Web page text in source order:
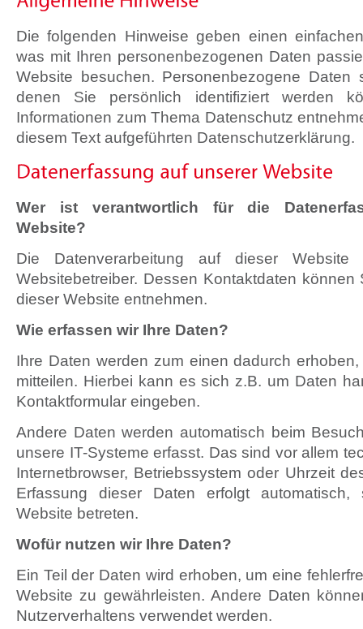
Die folgenden Hinweise geben einen
was mit Ihren personenbezogenen Daten
Website besuchen. Personenbezogene Daten
denen Sie persönlich identifiziert werden
Informationen zum Thema Datenschutz
diesem Text aufgeführten Datenschutzerklärung.
Wer ist verantwortlich für die
Website?
Die Datenverarbeitung auf dieser
Websitebetreiber. Dessen Kontaktdaten können
dieser Website entnehmen.
Wie erfassen wir Ihre Daten?
Ihre Daten werden zum einen dadurch
mitteilen. Hierbei kann es sich z.B. um Daten
Kontaktformular eingeben.
Andere Daten werden automatisch beim
unsere IT-Systeme erfasst. Das sind vor allem
Internetbrowser, Betriebssystem oder Uhrzeit
Erfassung dieser Daten erfolgt
Website betreten.
Wofür nutzen wir Ihre Daten?
Ein Teil der Daten wird erhoben, um eine
Website zu gewährleisten. Andere Daten
Nutzerverhaltens verwendet werden.